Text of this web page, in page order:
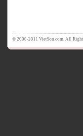
© 2000-2011 VietSon.com. All